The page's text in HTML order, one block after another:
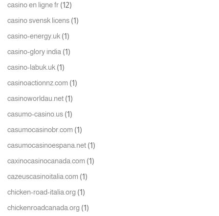
casino en ligne fr (12)
casino svensk licens (1)
casino-energy.uk (1)
casino-glory india (1)
casino-labuk.uk (1)
casinoactionnz.com (1)
casinoworldau.net (1)
casumo-casino.us (1)
casumocasinobr.com (1)
casumocasinoespana.net (1)
caxinocasinocanada.com (1)
cazeuscasinoitalia.com (1)
chicken-road-italia.org (1)
chickenroadcanada.org (1)